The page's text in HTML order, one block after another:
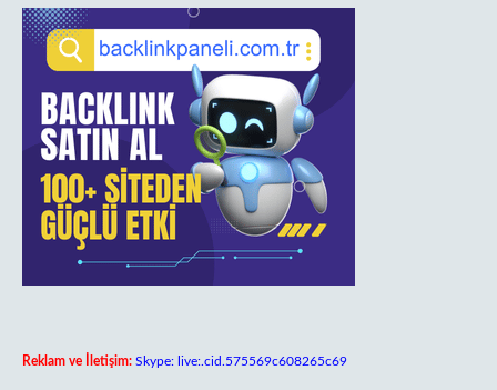
Reklam ve İletişim: Skype: live:.cid.575569c608265c69